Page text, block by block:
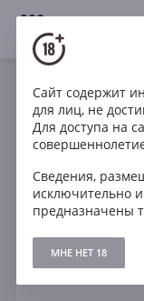
18+
Игристое
Simonsig
Сайт содержит
для лиц, не
Для доступа на
Сведения,
исключительно
предназначены
МНЕ НЕТ 18